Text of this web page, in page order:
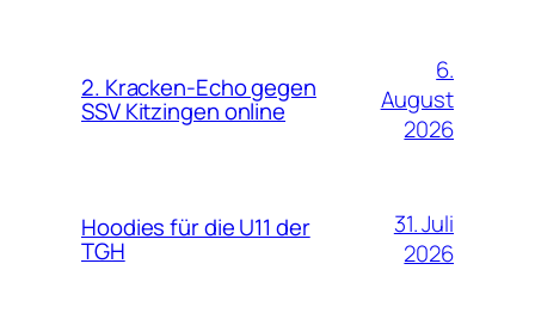
2. Kracken-Echo gegen
SSV Kitzingen online
6.
August
2026
Hoodies für die U11 der
TGH
31. Juli
2026